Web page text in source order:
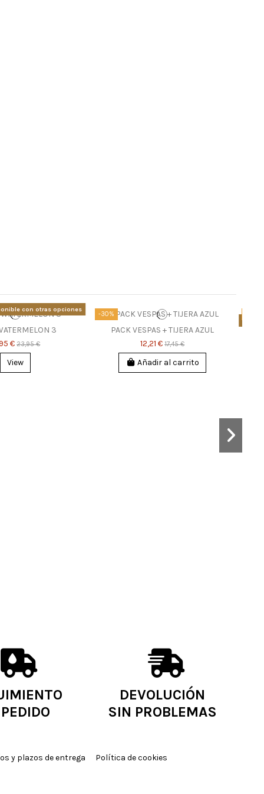
con otras opciones
3
€23,95 €
View
-30%
PACK VESPAS + TIJERA AZUL
12,21 €17,45 €
Añadir al carrito
DEVOLUCIÓN
SIN PROBLEMAS
y plazos de entrega Política de cookies